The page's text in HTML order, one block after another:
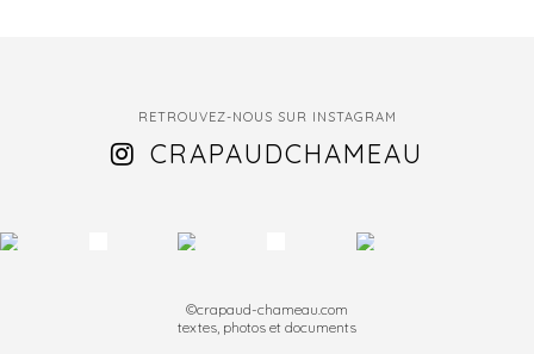
RETROUVEZ-NOUS SUR INSTAGRAM
CRAPAUDCHAMEAU
©crapaud-chameau.com
textes, photos et documents